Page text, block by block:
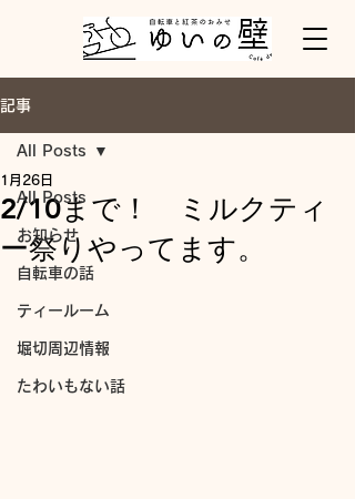
記事
All Posts
お知らせ
自転車の話
ティールーム
堀切周辺情報
たわいもない話
All Posts
2/10まで！ ミルクティ
ー祭りやってます。
1月26日